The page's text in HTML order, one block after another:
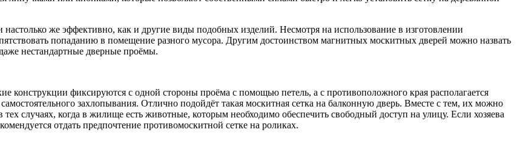
же эффективно, как и другие виды подобных изделий. Несмотря на использование в изготовлении
попаданию в помещение разного мусора. Другим достоинством магнитных москитных дверей можно назвать
нестандартные дверные проёмы.
фиксируются с одной стороны проёма с помощью петель, а с противоположного края располагается
захлопывания. Отлично подойдёт такая москитная сетка на балконную дверь. Вместе с тем, их можно
случаях, когда в жилище есть животные, которым необходимо обеспечить свободный доступ на улицу. Если хозяева
отдать предпочтение противомоскитной сетке на роликах.